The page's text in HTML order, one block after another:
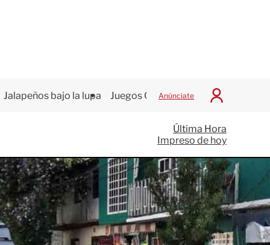
Jalapeños bajo la lupa Juegos Centroamericanos
Anúnciate
I
c
i
a
r
S
e
s
i
ó
n
Última Hora
Impreso de hoy